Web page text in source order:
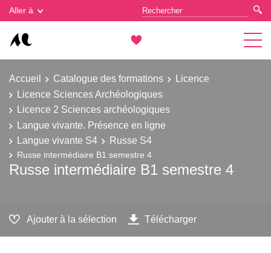
Aller à
Accueil Catalogue des formations
Licence
Licence Sciences Archéologiques
Licence 2 Sciences archéologiques
Langue vivante. Présence en ligne
Langue vivante S4
Russe S4
Russe intermédiaire B1 semestre 4
Russe intermédiaire B1 semestre 4
Ajouter à la sélection Télécharger
Gestion des cookies